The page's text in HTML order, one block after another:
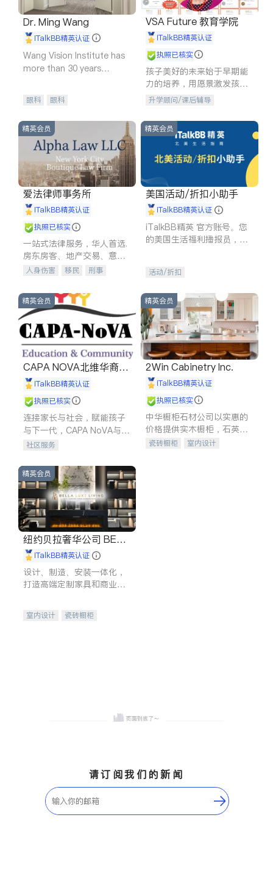
Dr. Ming Wang
iTalkBB精英认证
Wang Vision Institute has
more than 30 years
眼科 眼科
VSA Future 教育学院
iTalkBB精英认证
执照已核实
孩子美好的未来始于早期能
力的培养，用愿景激发孩子
的学习潜力和动力。理念：
拥有成长型心态是成功的基
石。
升学顾问/课后辅导
精英会员
爱法律师事务所
iTalkBB精英认证
执照已核实
一站式法律服务，华人首选.
房东房客、地产交易、意外
伤害、车祸重伤、商业诉
建筑合同、刑事案件全包办
人身伤害 移民
刑事
信托/遗嘱
商业
索赔
律师-其它 保释
精英会员
美国活动/折扣小助手
iTalkBB精英认证
iTalkBB精英 官方账号。您
的美国生活福利播报员，精
专属福利。
活动/折扣
精英会员
CAPA NOVA北维华裔家
长会iTalkBB精英认证
执照已核实
连接家长与社会，赋能孩子
与下一代，CAPA NoVA与您
携手建设包容、公平、充满
社区服务
精英会员
2Win Cabinetry Inc.
iTalkBB精英认证
执照已核实
中华橱柜石材公司以实惠的
价格提供实木橱柜，石英石
台面，多种优质不锈钢水
瓷砖橱柜
室内设计
精英会员
纽约贝拉奢华公司 BELL
A LUXE
iTalkBB精英认证
设计、制造、安装一体化，
打造高端定制家具和商业空
室内设计
瓷砖橱柜
请订阅我们的新闻